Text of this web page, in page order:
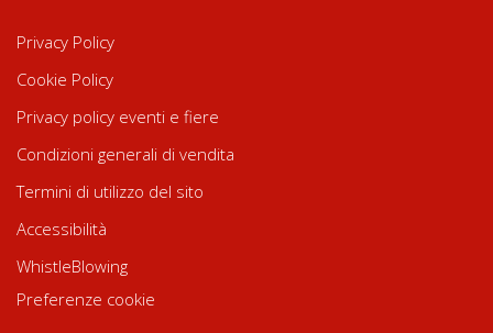
Privacy Policy
Cookie Policy
Privacy policy eventi e fiere
Condizioni generali di vendita
Termini di utilizzo del sito
Accessibilità
WhistleBlowing
Preferenze cookie